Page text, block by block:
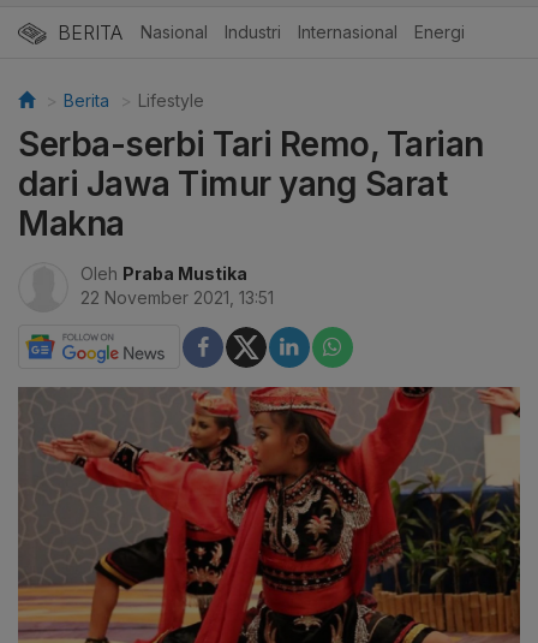
BERITA Nasional Industri Internasional Energi
Berita Lifestyle
Serba-serbi Tari Remo, Tarian
dari Jawa Timur yang Sarat
Makna
Oleh Praba Mustika
22 November 2021, 13:51